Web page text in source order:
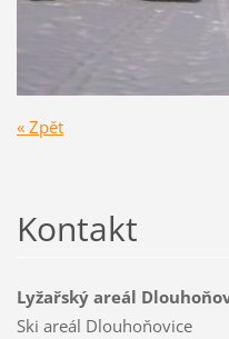
« Zpět
Kontakt
Lyžařský areál
Ski areál Dlouhoňovice